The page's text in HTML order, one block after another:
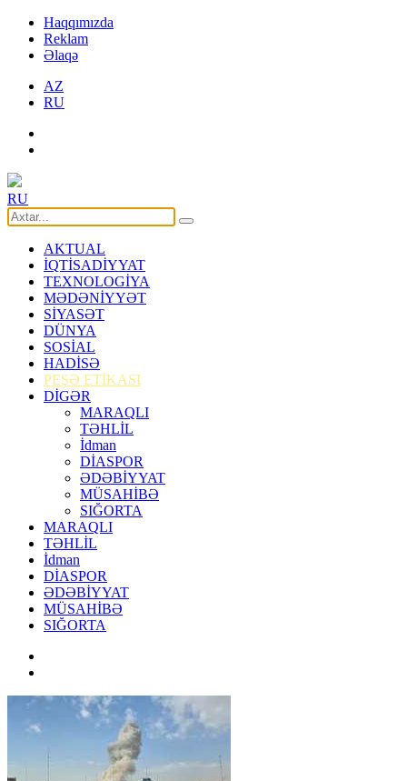
Haqqımızda
Reklam
Əlaqə
AZ
RU
RU
AKTUAL
İQTİSADİYYAT
TEXNOLOGİYA
MƏDƏNİYYƏT
SİYASƏT
DÜNYA
SOSİAL
HADİSƏ
PEŞƏ ETİKASI
DİGƏR
MARAQLI
TƏHLİL
İdman
DİASPOR
ƏDƏBİYYAT
MÜSAHİBƏ
SIĞORTA
MARAQLI
TƏHLİL
İdman
DİASPOR
ƏDƏBİYYAT
MÜSAHİBƏ
SIĞORTA